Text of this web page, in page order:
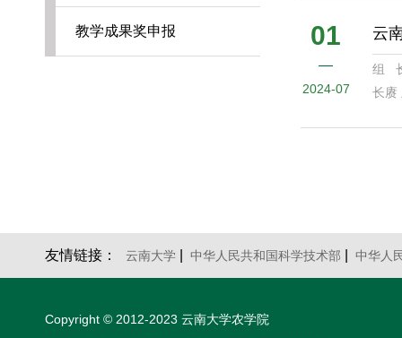
教学成果奖申报 云
组
长赓
01
2024-07
云南大学 中华人民共和国科学技术部 中华人
友情链接：
Copyright © 2012-2023 云南大学农学院